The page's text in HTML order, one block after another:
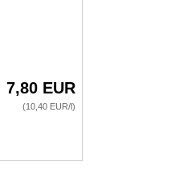
7,80 EUR
(10,40 EUR/l)